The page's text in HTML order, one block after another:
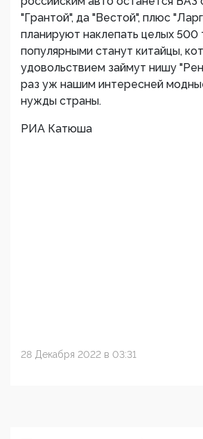
"Грантой", да "Вестой", плюс
планируют наклепать целых 500
популярными станут китайцы,
удовольствием займут нишу
раз уж нашим интересней
нужды страны.
РИА Катюша
28 Декабря 2022 в 03:31